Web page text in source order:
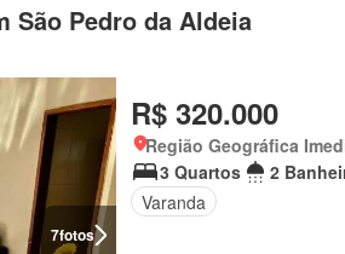
São Pedro da Aldeia
7fotos
R$ 320.000
Região Geográfica
3 Quartos
2
Varanda